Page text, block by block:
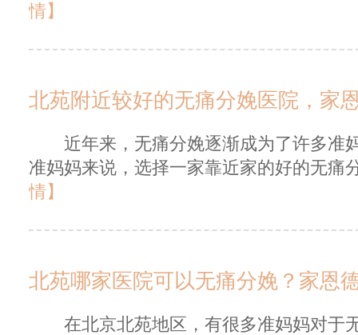
情】
北苑附近较好的无痛分娩医院，家
近年来，无痛分娩逐渐成为了许多准
准妈妈来说，选择一家靠近家的好的无痛
情】
北苑哪家医院可以无痛分娩？家恩
在北京北苑地区，有很多准妈妈对于